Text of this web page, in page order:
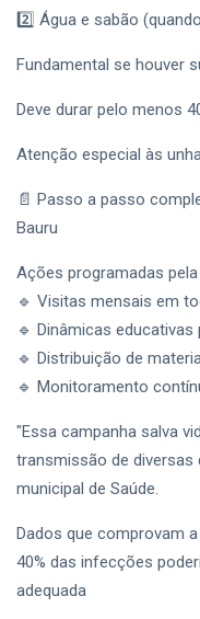
Nesta Terça-
Feira; Veja a
Completa
Tags
T
Vagas De Emprego Bauru
Emprega Bauru
Empregos Bauru
Bauru
Cit Bauru
2️⃣ Água e sabão
Fundamental se houver
Deve durar pelo menos
Atenção especial às
📄 Passo a passo
Bauru
Ações programadas
🔹 Visitas mensais em
🔹 Dinâmicas
🔹 Distribuição de
🔹 Monitoramento
"Essa campanha salva
transmissão de
municipal de Saúde.
Dados que comprovam
40% das infecções
adequada